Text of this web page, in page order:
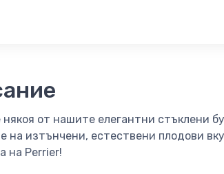
някоя от нашите елегантни стъклени
на изтънчени, естествени плодови
на Perrier!